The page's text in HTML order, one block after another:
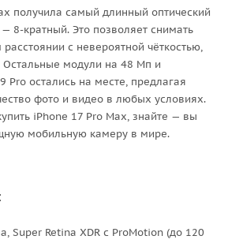
получила самый длинный оптический
8-кратный. Это позволяет снимать
с невероятной чёткостью,
Остальные модули на 48 Мп и
Pro остались на месте, предлагая
фото и видео в любых условиях.
iPhone 17 Pro Max, знайте — вы
мобильную камеру в мире.
Super Retina XDR с ProMotion (до 120